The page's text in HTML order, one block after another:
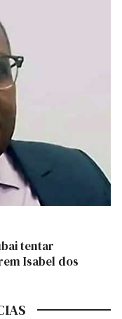
tentar
Isabel dos